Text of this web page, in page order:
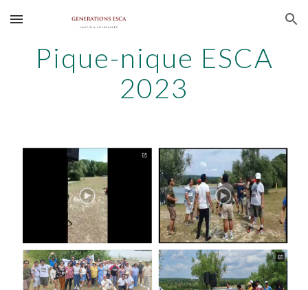
Skip to main content Skip to navigation
Pique-nique ESCA
2023